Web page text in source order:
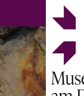
Zum Inhalt springen